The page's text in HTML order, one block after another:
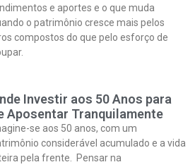
e aportes e o que muda
o patrimônio cresce mais pelos
compostos do que pelo esforço de
Investir aos 50 Anos para
Aposentar Tranquilamente
se aos 50 anos, com um
considerável acumulado e a vida
pela frente. Pensar na